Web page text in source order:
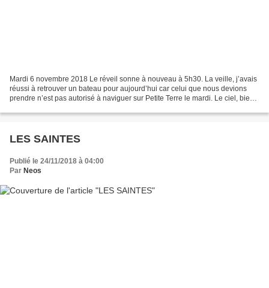
Mardi 6 novembre 2018 Le réveil sonne à nouveau à 5h30. La veille, j’avais
réussi à retrouver un bateau pour aujourd’hui car celui que nous devions
prendre n’est pas autorisé à naviguer sur Petite Terre le mardi. Le ciel, bien
LES SAINTES
Publié le 24/11/2018 à 04:00
Par Neos